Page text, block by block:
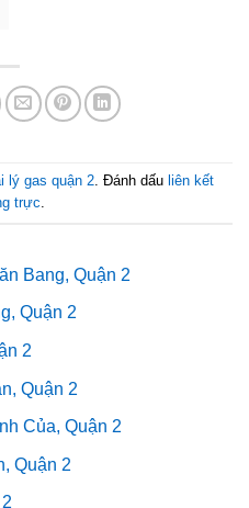
lý gas quận 2. Đánh dấu liên kết
trực.
Bang, Quận 2
Quận 2
2
Quận 2
Của, Quận 2
Quận 2